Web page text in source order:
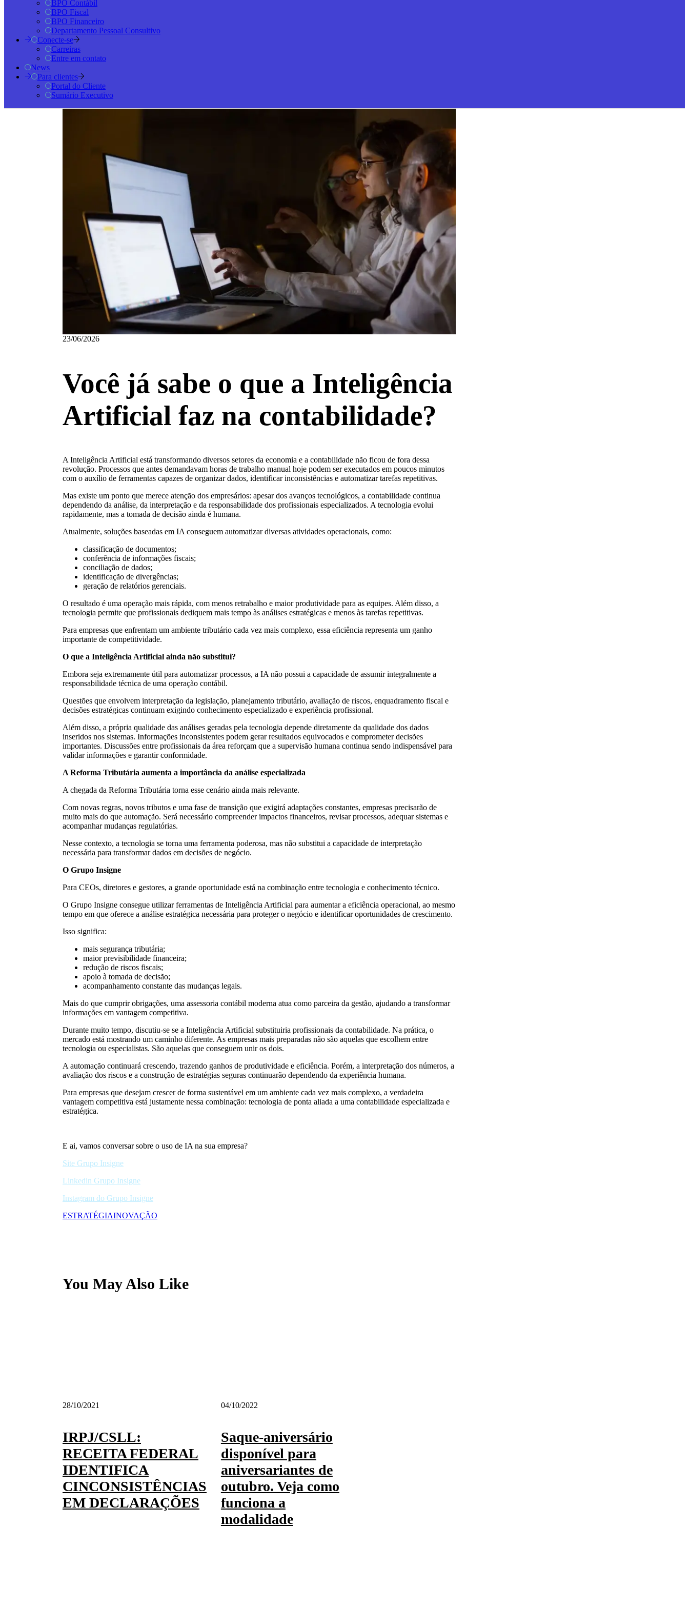
BPO Contábil
BPO Fiscal
BPO Financeiro
Departamento Pessoal Consultivo
Conecte-se
Carreiras
Entre em contato
News
Para clientes
Portal do Cliente
Sumário Executivo
23/06/2026
Você já sabe o que a Inteligência
Artificial faz na contabilidade?
A Inteligência Artificial está transformando diversos setores da economia e a contabilidade não ficou de fora dessa
revolução. Processos que antes demandavam horas de trabalho manual hoje podem ser executados em poucos minutos
com o auxílio de ferramentas capazes de organizar dados, identificar inconsistências e automatizar tarefas repetitivas.
Mas existe um ponto que merece atenção dos empresários: apesar dos avanços tecnológicos, a contabilidade continua
dependendo da análise, da interpretação e da responsabilidade dos profissionais especializados. A tecnologia evolui
rapidamente, mas a tomada de decisão ainda é humana.
Atualmente, soluções baseadas em IA conseguem automatizar diversas atividades operacionais, como:
classificação de documentos;
conferência de informações fiscais;
conciliação de dados;
identificação de divergências;
geração de relatórios gerenciais.
O resultado é uma operação mais rápida, com menos retrabalho e maior produtividade para as equipes. Além disso, a
tecnologia permite que profissionais dediquem mais tempo às análises estratégicas e menos às tarefas repetitivas.
Para empresas que enfrentam um ambiente tributário cada vez mais complexo, essa eficiência representa um ganho
importante de competitividade.
O que a Inteligência Artificial ainda não substitui?
Embora seja extremamente útil para automatizar processos, a IA não possui a capacidade de assumir integralmente a
responsabilidade técnica de uma operação contábil.
Questões que envolvem interpretação da legislação, planejamento tributário, avaliação de riscos, enquadramento fiscal e
decisões estratégicas continuam exigindo conhecimento especializado e experiência profissional.
Além disso, a própria qualidade das análises geradas pela tecnologia depende diretamente da qualidade dos dados
inseridos nos sistemas. Informações inconsistentes podem gerar resultados equivocados e comprometer decisões
importantes. Discussões entre profissionais da área reforçam que a supervisão humana continua sendo indispensável para
validar informações e garantir conformidade.
A Reforma Tributária aumenta a importância da análise especializada
A chegada da Reforma Tributária torna esse cenário ainda mais relevante.
Com novas regras, novos tributos e uma fase de transição que exigirá adaptações constantes, empresas precisarão de
muito mais do que automação. Será necessário compreender impactos financeiros, revisar processos, adequar sistemas e
acompanhar mudanças regulatórias.
Nesse contexto, a tecnologia se torna uma ferramenta poderosa, mas não substitui a capacidade de interpretação
necessária para transformar dados em decisões de negócio.
O Grupo Insigne
Para CEOs, diretores e gestores, a grande oportunidade está na combinação entre tecnologia e conhecimento técnico.
O Grupo Insigne consegue utilizar ferramentas de Inteligência Artificial para aumentar a eficiência operacional, ao mesmo
tempo em que oferece a análise estratégica necessária para proteger o negócio e identificar oportunidades de crescimento.
Isso significa:
mais segurança tributária;
maior previsibilidade financeira;
redução de riscos fiscais;
apoio à tomada de decisão;
acompanhamento constante das mudanças legais.
Mais do que cumprir obrigações, uma assessoria contábil moderna atua como parceira da gestão, ajudando a transformar
informações em vantagem competitiva.
Durante muito tempo, discutiu-se se a Inteligência Artificial substituiria profissionais da contabilidade. Na prática, o
mercado está mostrando um caminho diferente. As empresas mais preparadas não são aquelas que escolhem entre
tecnologia ou especialistas. São aquelas que conseguem unir os dois.
A automação continuará crescendo, trazendo ganhos de produtividade e eficiência. Porém, a interpretação dos números, a
avaliação dos riscos e a construção de estratégias seguras continuarão dependendo da experiência humana.
Para empresas que desejam crescer de forma sustentável em um ambiente cada vez mais complexo, a verdadeira
vantagem competitiva está justamente nessa combinação: tecnologia de ponta aliada a uma contabilidade especializada e
estratégica.
E ai, vamos conversar sobre o uso de IA na sua empresa?
Site Grupo Insigne
Linkedin Grupo Insigne
Instagram do Grupo Insigne
ESTRATÉGIAINOVAÇÃO
You May Also Like
28/10/2021
IRPJ/CSLL:
RECEITA FEDERAL
IDENTIFICA
CINCONSISTÊNCIAS
EM DECLARAÇÕES
04/10/2022
Saque-aniversário
disponível para
aniversariantes de
outubro. Veja como
funciona a
modalidade